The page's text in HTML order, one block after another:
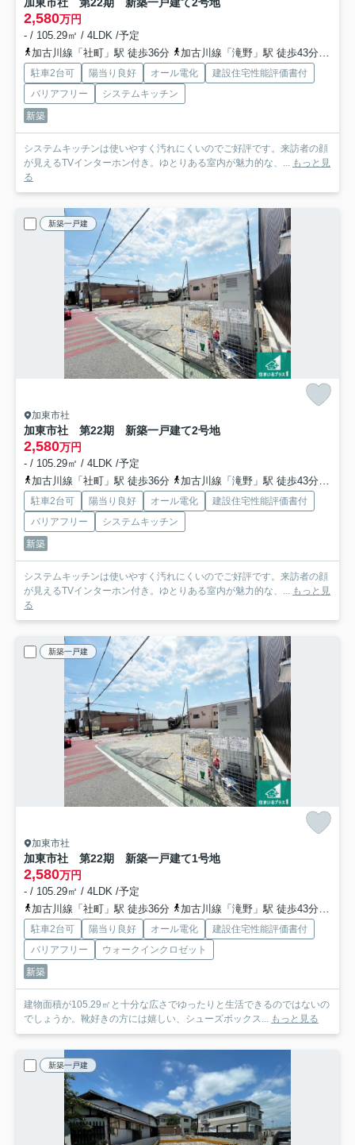
2,580万円
- / 105.29㎡ / 4LDK /予定
加古川線「社町」駅 徒歩36分
加古川線「滝野」駅 徒歩43分
駐車2台可 陽当り良好 オール電化
建設住宅性能評価書付
バリアフリー
システムキッチン
新築
システムキッチンは使いやすく汚れにくいのでご好評です。来訪者の顔
が見えるTVインターホン付き。ゆとりある室内が魅力的な、...
もっと見
る
新築一戸建
加東市社
加東市社 第22期 新築一戸建て2号地
2,580万円
- / 105.29㎡ / 4LDK /予定
加古川線「社町」駅 徒歩36分
加古川線「滝野」駅 徒歩43分
駐車2台可 陽当り良好 オール電化
建設住宅性能評価書付
バリアフリー
システムキッチン
新築
システムキッチンは使いやすく汚れにくいのでご好評です。来訪者の顔
が見えるTVインターホン付き。ゆとりある室内が魅力的な、...
もっと見
る
新築一戸建
加東市社
加東市社 第22期 新築一戸建て1号地
2,580万円
- / 105.29㎡ / 4LDK /予定
加古川線「社町」駅 徒歩36分
加古川線「滝野」駅 徒歩43分
駐車2台可 陽当り良好 オール電化
建設住宅性能評価書付
バリアフリー
ウォークインクロゼット
新築
建物面積が105.29㎡と十分な広さでゆったりと生活できるのではないの
でしょうか。靴好きの方には嬉しい、シューズボックス...
もっと見る
新築一戸建